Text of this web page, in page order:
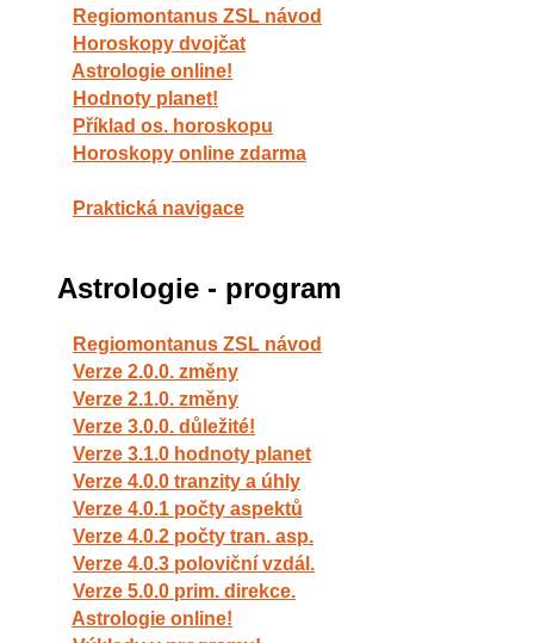
Regiomontanus ZSL návod
Horoskopy dvojčat
Astrologie online!
Hodnoty planet!
Příklad os. horoskopu
Horoskopy online zdarma
Praktická navigace
Astrologie - program
Regiomontanus ZSL návod
Verze 2.0.0. změny
Verze 2.1.0. změny
Verze 3.0.0. důležité!
Verze 3.1.0 hodnoty planet
Verze 4.0.0 tranzity a úhly
Verze 4.0.1 počty aspektů
Verze 4.0.2 počty tran. asp.
Verze 4.0.3 poloviční vzdál.
Verze 5.0.0 prim. direkce.
Astrologie online!